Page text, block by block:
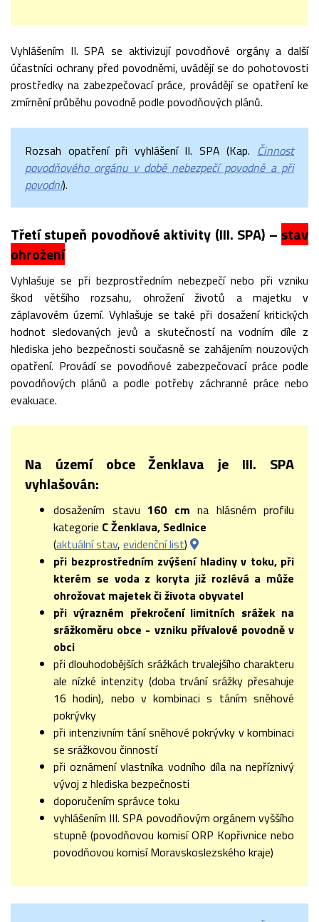
Vyhlášením II. SPA se aktivizují povodňové orgány a další
účastníci ochrany před povodněmi, uvádějí se do pohotovosti
prostředky na zabezpečovací práce, provádějí se opatření ke
zmírnění průběhu povodně podle povodňových plánů.
Rozsah opatření při vyhlášení II. SPA (Kap. Činnost
povodňového orgánu v době nebezpečí povodně a při
povodni).
Třetí stupeň povodňové aktivity (III. SPA) – stav
ohrožení
Vyhlašuje se při bezprostředním nebezpečí nebo při vzniku
škod většího rozsahu, ohrožení životů a majetku v
záplavovém území. Vyhlašuje se také při dosažení kritických
hodnot sledovaných jevů a skutečností na vodním díle z
hlediska jeho bezpečnosti současně se zahájením nouzových
opatření. Provádí se povodňové zabezpečovací práce podle
povodňových plánů a podle potřeby záchranné práce nebo
evakuace.
Na území obce Ženklava je III. SPA
vyhlašován:
dosažením stavu 160 cm na hlásném profilu
kategorie C Ženklava, Sedlnice
(aktuální stav, evidenční list)
při bezprostředním zvýšení hladiny v toku, při
kterém se voda z koryta již rozlévá a může
ohrožovat majetek či života obyvatel
při výrazném překročení limitních srážek na
srážkoměru obce - vzniku přívalové povodně v
obci
při dlouhodobějších srážkách trvalejšího charakteru
ale nízké intenzity (doba trvání srážky přesahuje
16 hodin), nebo v kombinaci s táním sněhové
pokrývky
při intenzivním tání sněhové pokrývky v kombinaci
se srážkovou činností
při oznámení vlastníka vodního díla na nepříznivý
vývoj z hlediska bezpečnosti
doporučením správce toku
vyhlášením III. SPA povodňovým orgánem vyššího
stupně (povodňovou komisí ORP Kopřivnice nebo
povodňovou komisí Moravskoslezského kraje)